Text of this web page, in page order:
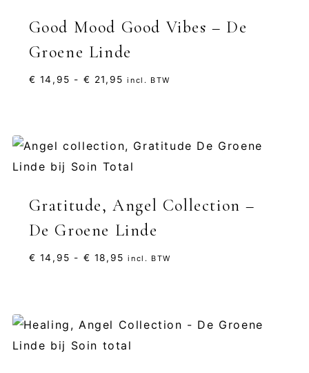
Good Mood Good Vibes – De
Groene Linde
€ 14,95 - € 21,95 Prijsklasse:
incl. BTW
Gratitude, Angel Collection –
De Groene Linde
€ 14,95 - € 18,95 Prijsklasse:
incl. BTW